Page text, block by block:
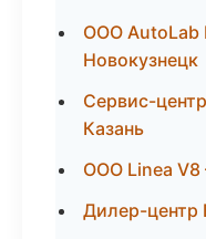
ООО AutoLab
Новокузнецк
Сервис-
Казань
ООО Linea V8
Дилер-центр